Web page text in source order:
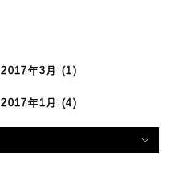
2017年3月 (1)
2017年1月 (4)